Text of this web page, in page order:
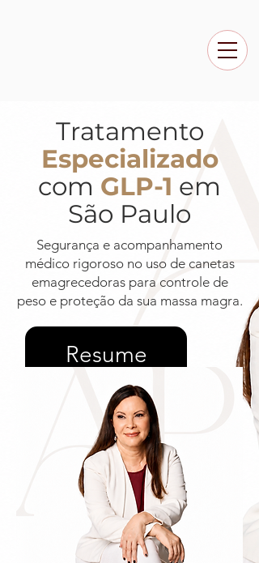
Tratamento
Especializado
com GLP-1 em
São Paulo
Segurança e acompanhamento
médico rigoroso no uso de canetas
emagrecedoras para controle de
peso e proteção da sua massa magra.
Resume